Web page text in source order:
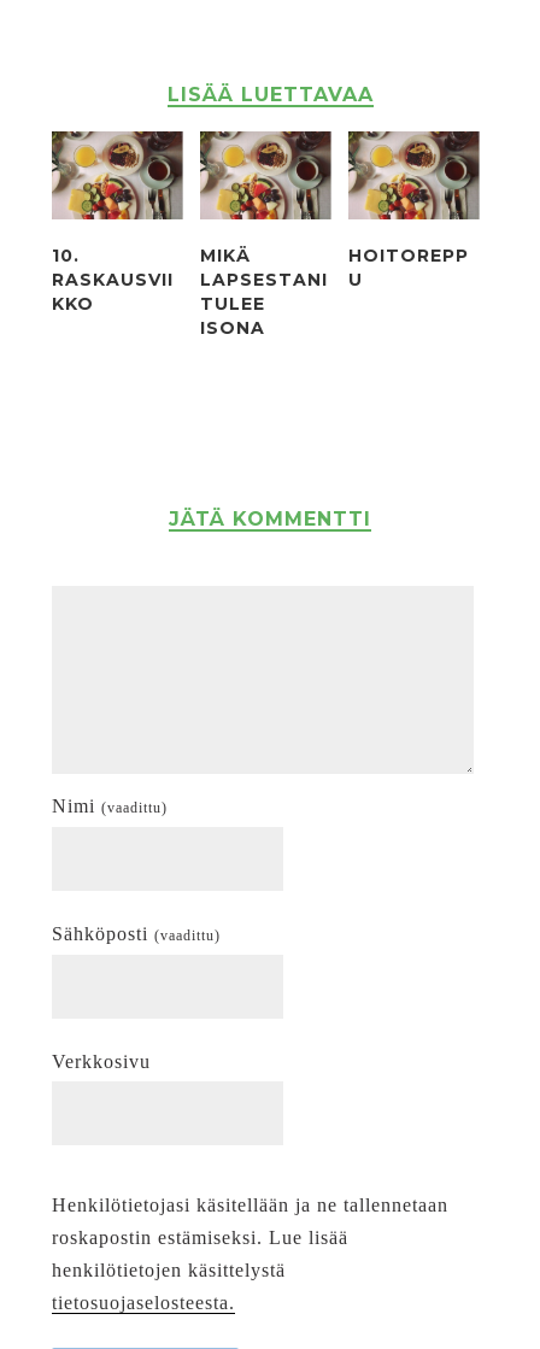
LISÄÄ LUETTAVAA
10.
RASKAUSVII
KKO
MIKÄ
LAPSESTANI
TULEE
ISONA
HOITOREPP
U
JÄTÄ KOMMENTTI
Nimi (vaadittu)
Sähköposti (vaadittu)
Verkkosivu
Henkilötietojasi käsitellään ja ne tallennetaan
roskapostin estämiseksi. Lue lisää
henkilötietojen käsittelystä
tietosuojaselosteesta.